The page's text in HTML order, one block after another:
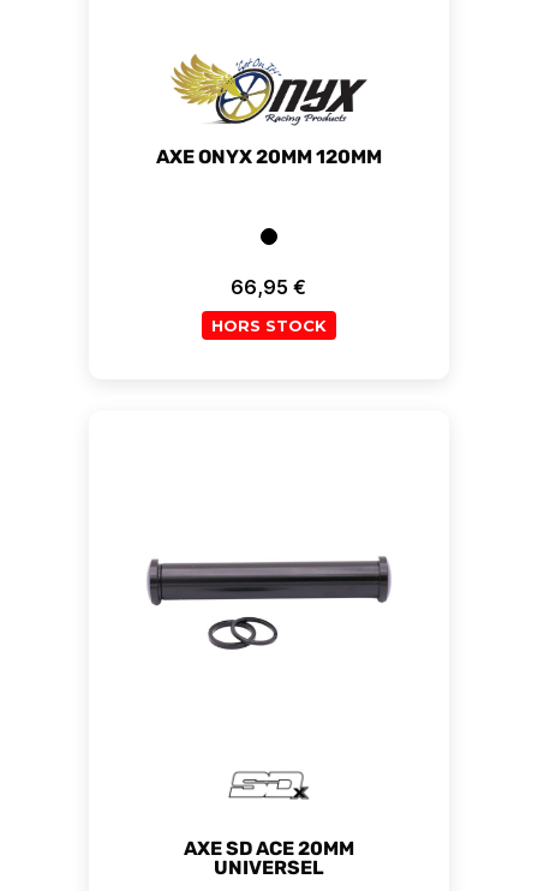
AXE ONYX 20MM 120MM
Prix
66,95 €
HORS STOCK
AXE SD ACE 20MM
UNIVERSEL